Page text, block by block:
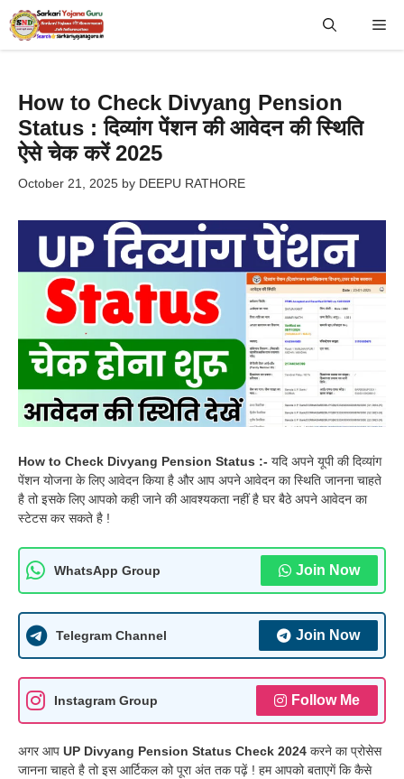
Skip
to
How to Check Divyang Pension
Status : दिव्यांग पेंशन की आवेदन की स्थिति
ऐसे चेक करें 2025
October 21, 2025 by DEEPU RATHORE
How to Check Divyang Pension Status :- यदि अपने यूपी की दिव्यांग
पेंशन योजना के लिए आवेदन किया है और आप अपने आवेदन का स्थिति जानना चाहते
है तो इसके लिए आपको कही जाने की आवश्यकता नहीं है घर बैठे अपने आवेदन का
स्टेटस कर सकते है !
WhatsApp Group Join Now
Telegram Channel Join Now
Instagram Group Follow Me
अगर आप UP Divyang Pension Status Check 2024 करने का प्रोसेस
जानना चाहते है तो इस आर्टिकल को पूरा अंत तक पढ़ें ! हम आपको बताएगें कि कैसे